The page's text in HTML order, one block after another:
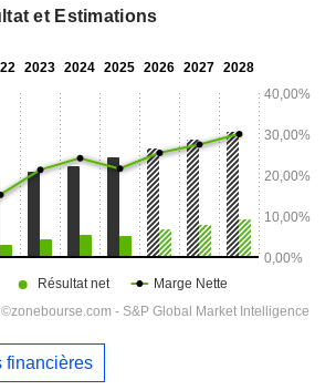
et Estimations
financières